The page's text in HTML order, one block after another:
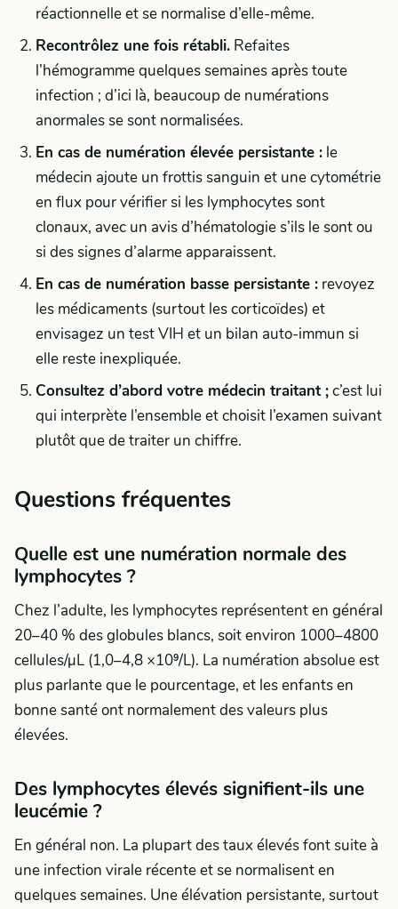
réactionnelle et se normalise d’elle-même.
Recontrôlez une fois rétabli. Refaites
l’hémogramme quelques semaines après toute
infection ; d’ici là, beaucoup de numérations
anormales se sont normalisées.
En cas de numération élevée persistante : le
médecin ajoute un frottis sanguin et une cytométrie
en flux pour vérifier si les lymphocytes sont
clonaux, avec un avis d’hématologie s’ils le sont ou
si des signes d’alarme apparaissent.
En cas de numération basse persistante : revoyez
les médicaments (surtout les corticoïdes) et
envisagez un test VIH et un bilan auto-immun si
elle reste inexpliquée.
Consultez d’abord votre médecin traitant ;c’est lui
qui interprète l’ensemble et choisit l’examen suivant
plutôt que de traiter un chiffre.
Questions fréquentes
Quelle est une numération normale des
lymphocytes ?
Chez l’adulte, les lymphocytes représentent en général
20–40 % des globules blancs, soit environ 1000–4800
cellules/µL (1,0–4,8 ×10⁹/L). La numération absolue est
plus parlante que le pourcentage, et les enfants en
bonne santé ont normalement des valeurs plus
élevées.
Des lymphocytes élevés signifient-ils une
leucémie ?
En général non. La plupart des taux élevés font suite à
une infection virale récente et se normalisent en
quelques semaines. Une élévation persistante, surtout